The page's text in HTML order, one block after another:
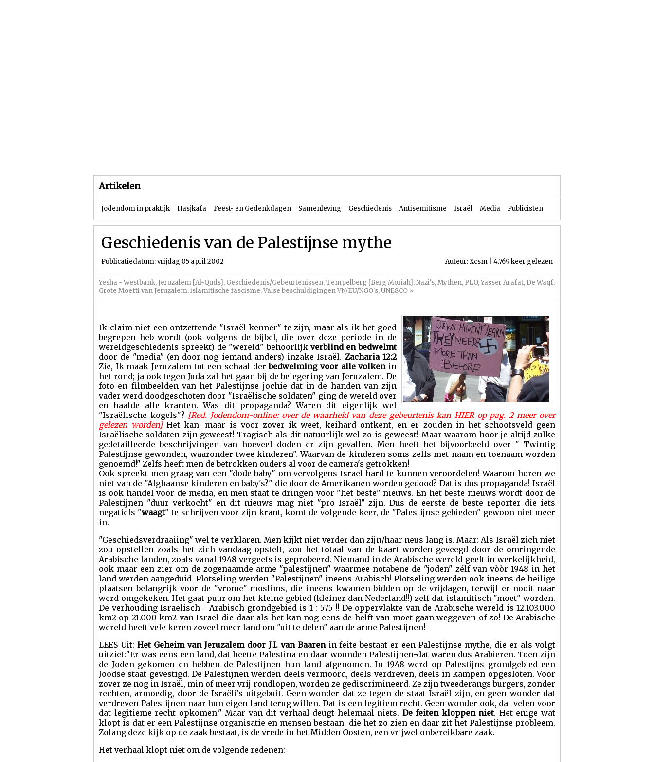
Artikelen
Jodendom in praktijk Hasjkafa Feest- en Gedenkdagen Samenleving Geschiedenis Antisemitisme Israël Media Publicisten
Geschiedenis van de Palestijnse mythe
Publicatiedatum: vrijdag 05 april 2002 Auteur: Xcsm | 4.769 keer gelezen
Yesha - Westbank, Jeruzalem [Al-Quds], Geschiedenis/Gebeurtenissen,Tempelberg [Berg Moriah],Nazi's,Mythen, PLO,Yasser Arafat, De Waqf,
Grote Moefti van Jeruzalem,islamitische fascisme,Valse beschuldigingen VN/EU/NGO's,UNESCO »
Ik claim niet een ontzettende "Israël kenner" te zijn, maar als ik het goed
begrepen heb wordt (ook volgens de bijbel, die over deze periode in de
wereldgeschiedenis spreekt) de "wereld" behoorlijk verblind en bedwelmt
door de "media" (en door nog iemand anders) inzake Israël. Zacharia 12:2
Zie, Ik maak Jeruzalem tot een schaal derbedwelming voor alle volkenin
het rond; ja ook tegen Juda zal het gaan bij de belegering van Jeruzalem. De
foto en filmbeelden van het Palestijnse jochie dat in de handen van zijn
vader werd doodgeschoten door "Israëlische soldaten" ging de wereld over
en haalde alle kranten. Was dit propaganda? Waren dit eigenlijk wel
"Israëlische kogels"? [Red. Jodendom-online: over de waarheid van deze gebeurtenis kan HIER op pag. 2meer over
gelezen worden] Het kan, maar is voor zover ik weet, keihard ontkent, en er zouden in het schootsveld geen
Israëlische soldaten zijn geweest! Tragisch als dit natuurlijk wel zo is geweest! Maar waarom hoor je altijd zulke
gedetailleerde beschrijvingen van hoeveel doden er zijn gevallen. Men heeft het bijvoorbeeld over " Twintig
Palestijnse gewonden, waaronder twee kinderen". Waarvan de kinderen soms zelfs met naam en toenaam worden
genoemd!" Zelfs heeft men de betrokken ouders al voor de camera's getrokken!
Ook spreekt men graag van een "dode baby" om vervolgens Israel hard te kunnen veroordelen! Waarom horen we
niet van de "Afghaanse kinderen en baby's?" die door de Amerikanen worden gedood? Dat is dus propaganda! Israël
is ook handel voor de media, en men staat te dringen voor "het beste" nieuws. En het beste nieuws wordt door de
Palestijnen "duur verkocht" en dit nieuws mag niet "pro Israël" zijn. Dus de eerste de beste reporter die iets
negatiefs "waagt" te schrijven voor zijn krant, komt de volgende keer, de "Palestijnse gebieden" gewoon niet meer
in.
"Geschiedsverdraaiing" wel te verklaren. Men kijkt niet verder dan zijn/haar neus lang is. Maar: Als Israël zich niet
zou opstellen zoals het zich vandaag opstelt, zou het totaal van de kaart worden geveegd door de omringende
Arabische landen, zoals vanaf 1948 vergeefs is geprobeerd. Niemand in de Arabische wereld geeft in werkelijkheid,
ook maar een zier om de zogenaamde arme "palestijnen" waarmee notabene de "joden" zélf van vòòr 1948 in het
land werden aangeduid. Plotseling werden "Palestijnen" ineens Arabisch! Plotseling werden ook ineens de heilige
plaatsen belangrijk voor de "vrome" moslims, die ineens kwamen bidden op de vrijdagen, terwijl er nooit naar
werd omgekeken. Het gaat puur om het kleine gebied (kleiner dan Nederland!!) zelf dat islamitisch "moet" worden.
De verhouding Israelisch - Arabisch grondgebied is 1 : 575 !! De oppervlakte van de Arabische wereld is 12.103.000
km2 op 21.000 km2 van Israel die daar als het kan nog eens de helft van moet gaan weggeven of zo! De Arabische
wereld heeft vele keren zoveel meer land om "uit te delen" aan de arme Palestijnen!
LEES Uit: Het Geheim van Jeruzalem door J.I. van Baaren in feite bestaat er een Palestijnse mythe, die er als volgt
uitziet:"Er was eens een land, dat heette Palestina en daar woonden Palestijnen-dat waren dus Arabieren. Toen zijn
de Joden gekomen en hebben de Palestijnen hun land afgenomen. In 1948 werd op Palestijns grondgebied een
Joodse staat gevestigd. De Palestijnen werden deels vermoord, deels verdreven, deels in kampen opgesloten. Voor
zover ze nog in Israël, min of meer vrij rondlopen, worden ze gediscrimineerd. Ze zijn tweederangs burgers, zonder
rechten, armoedig, door de Israëli's uitgebuit. Geen wonder dat ze tegen de staat Israël zijn, en geen wonder dat
verdreven Palestijnen naar hun eigen land terug willen. Dat is een legitiem recht. Geen wonder ook, dat velen voor
dat legitieme recht opkomen." Maar van dit verhaal deugt helemaal niets. De feiten kloppen niet. Het enige wat
klopt is dat er een Palestijnse organisatie en mensen bestaan, die het zo zien en daar zit het Palestijnse probleem.
Zolang deze kijk op de zaak bestaat, is de vrede in het Midden Oosten, een vrijwel onbereikbare zaak.
Het verhaal klopt niet om de volgende redenen: